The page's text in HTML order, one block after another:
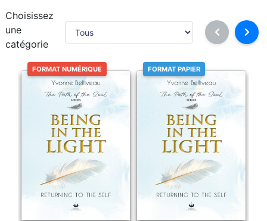
Choisissez
une
catégorie
FORMAT NUMÉRIQUE FORMAT PAPIER